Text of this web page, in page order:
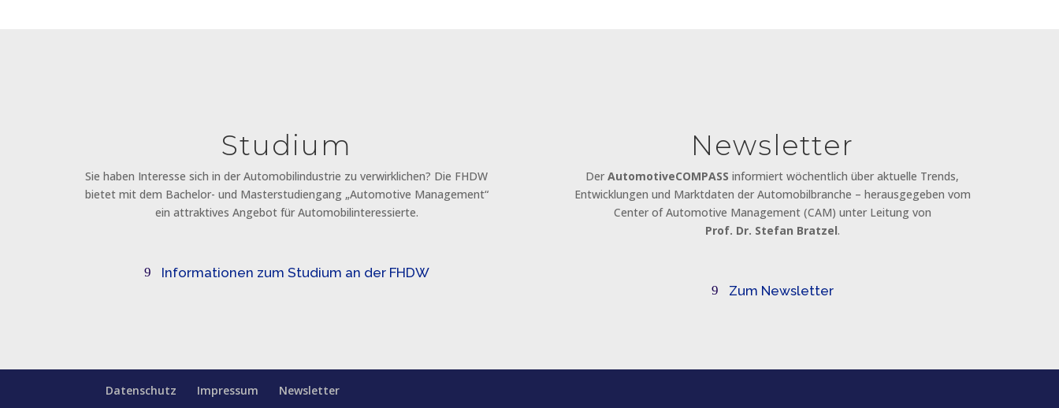
Studium
Sie haben Interesse sich in der Automobilindustrie zu verwirklichen? Die FHDW
bietet mit dem Bachelor- und Masterstudiengang „Automotive Management“
ein attraktives Angebot für Automobilinteressierte.
Informationen zum Studium an der FHDW
Newsletter
DerAutomotiveCOMPASS informiert wöchentlich über aktuelle Trends,
Entwicklungen und Marktdaten der Automobilbranche – herausgegeben vom
Center of Automotive Management (CAM) unter Leitung von
Prof. Dr. Stefan Bratzel.
Zum Newsletter
Datenschutz Impressum Newsletter